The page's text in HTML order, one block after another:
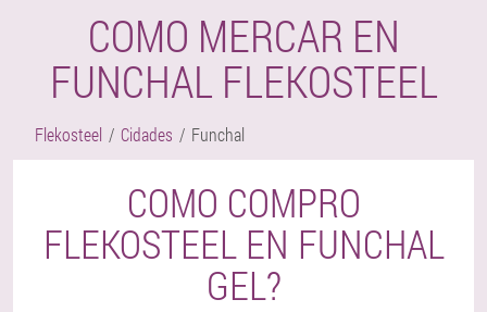
COMO MERCAR EN
FUNCHAL FLEKOSTEEL
Flekosteel Cidades Funchal
COMO COMPRO
FLEKOSTEEL EN FUNCHAL
GEL?